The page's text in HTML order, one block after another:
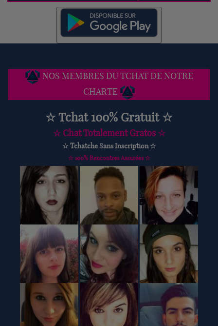
NOS MEMBRES DU TCHAT DE NOTRE
CHARTE
☆ Tchat 100% Gratuit ☆
☆ Chat Totalement Gratos ☆
☆ Tchatche Sans Inscription ☆
☆ 100% Rencontres Assurées ☆